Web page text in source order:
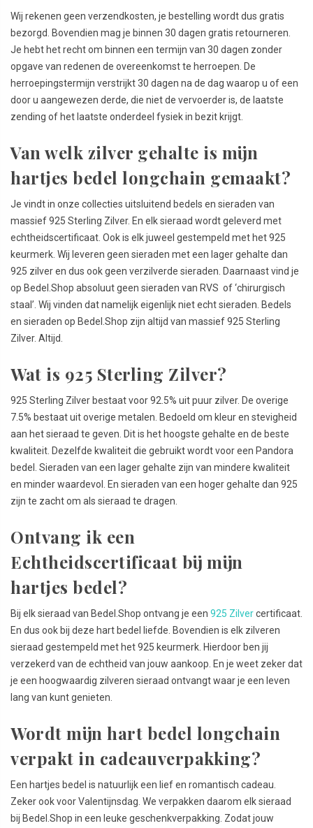
Wij rekenen geen verzendkosten, je bestelling wordt dus gratis
bezorgd. Bovendien mag je binnen 30 dagen gratis retourneren.
Je hebt het recht om binnen een termijn van 30 dagen zonder
opgave van redenen de overeenkomst te herroepen. De
herroepingstermijn verstrijkt 30 dagen na de dag waarop u of een
door u aangewezen derde, die niet de vervoerder is, de laatste
zending of het laatste onderdeel fysiek in bezit krijgt.
Van welk zilver gehalte is mijn
hartjes bedel longchain gemaakt?
Je vindt in onze collecties uitsluitend bedels en sieraden van
massief 925 Sterling Zilver. En elk sieraad wordt geleverd met
echtheidscertificaat. Ook is elk juweel gestempeld met het 925
keurmerk. Wij leveren geen sieraden met een lager gehalte dan
925 zilver en dus ook geen verzilverde sieraden. Daarnaast vind je
op Bedel.Shop absoluut geen sieraden van RVS of ‘chirurgisch
staal’. Wij vinden dat namelijk eigenlijk niet echt sieraden. Bedels
en sieraden op Bedel.Shop zijn altijd van massief 925 Sterling
Zilver. Altijd.
Wat is 925 Sterling Zilver?
925 Sterling Zilver bestaat voor 92.5% uit puur zilver. De overige
7.5% bestaat uit overige metalen. Bedoeld om kleur en stevigheid
aan het sieraad te geven. Dit is het hoogste gehalte en de beste
kwaliteit. Dezelfde kwaliteit die gebruikt wordt voor een Pandora
bedel. Sieraden van een lager gehalte zijn van mindere kwaliteit
en minder waardevol. En sieraden van een hoger gehalte dan 925
zijn te zacht om als sieraad te dragen.
Ontvang ik een
Echtheidscertificaat bij mijn
hartjes bedel?
Bij elk sieraad van Bedel.Shop ontvang je een 925 Zilvercertificaat.
En dus ook bij deze hart bedel liefde. Bovendien is elk zilveren
sieraad gestempeld met het 925 keurmerk. Hierdoor ben jij
verzekerd van de echtheid van jouw aankoop. En je weet zeker dat
je een hoogwaardig zilveren sieraad ontvangt waar je een leven
lang van kunt genieten.
Wordt mijn hart bedel longchain
verpakt in cadeauverpakking?
Een hartjes bedel is natuurlijk een lief en romantisch cadeau.
Zeker ook voor Valentijnsdag. We verpakken daarom elk sieraad
bij Bedel.Shop in een leuke geschenkverpakking. Zodat jouw